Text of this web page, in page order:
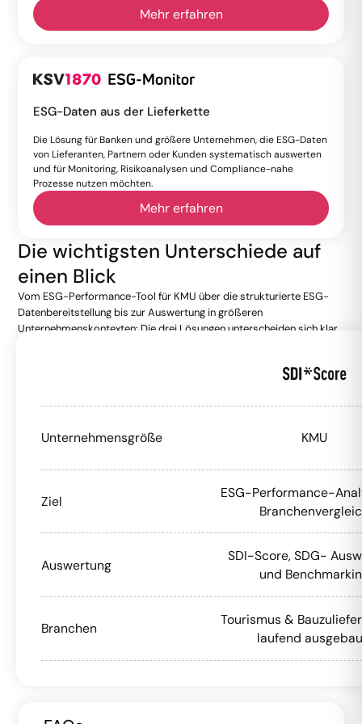
Mehr erfahren
ESG-Daten aus der Lieferkette
Die Lösung für Banken und größere Unternehmen, die ESG-Daten
von Lieferanten, Partnern oder Kunden systematisch auswerten
und für Monitoring, Risikoanalysen und Compliance-nahe
Prozesse nutzen möchten.
Mehr erfahren
Die wichtigsten Unterschiede auf
einen Blick
Vom ESG-Performance-Tool für KMU über die strukturierte ESG-
Datenbereitstellung bis zur Auswertung in größeren
Unternehmenskontexten: Die drei Lösungen unterscheiden sich klar
Unternehmensgröße
Ziel
Auswertung
Branchen
KMU
ESG-Performance-
SDI-Score, SDG-
und
Tourismus &
laufend